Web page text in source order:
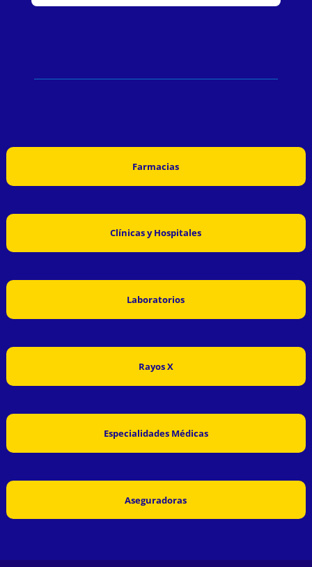
Farmacias
Clínicas y Hospitales
Laboratorios
Rayos X
Especialidades Médicas
Aseguradoras